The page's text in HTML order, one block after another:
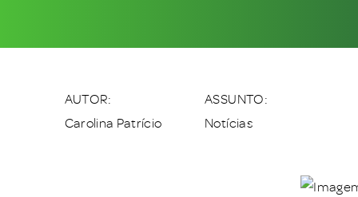
AUTOR:
Carolina Patrício
ASSUNTO:
Notícias